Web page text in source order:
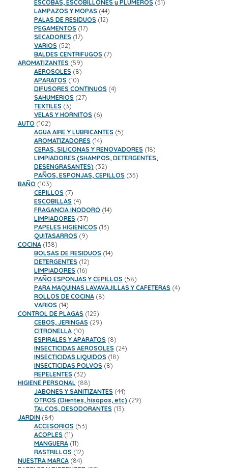
productos
ESCOBAS, ESCOBILLONES y PLUMEROS 5151
LAMPAZOS Y MOPAS 4444
productos
PALAS DE RESIDUOS 1212
PEGAMENTOS 1717
SECADORES 1717
VARIOS 5252
productos
BALDES CENTRIFUGOS 77
AROMATIZANTES 5959
productos
AEROSOLES 88
productos
APARATOS 1010
productos
DIFUSORES CONTINUOS 44
SAHUMERIOS 2727
TEXTILES 33
productos
VELAS Y HORNITOS 66
AUTO 102102
productos
AGUA AIRE Y LUBRICANTES 55
AROMATIZADORES 1414
productos
CERAS, SILICONAS Y RENOVADORES 1818
productos
LIMPIADORES (SHAMPOS, DETERGENTES,
DESENGRASANTES) 3232
productos
PAÑOS, ESPONJAS, CEPILLOS 3535
BAÑO 103103
productos
CEPILLOS 77
productos
ESCOBILLAS 44
productos
FRAGANCIA INODORO 1414
LIMPIADORES 3737
productos
PAPELES HIGIENICOS 1313
QUITASARROS 99
COCINA 138138
productos
BOLSAS DE RESIDUOS 1414
DETERGENTES 1212
productos
LIMPIADORES 1616
productos
PAÑO ESPONJAS Y CEPILLOS 5858
productos
PARA MAQUINAS LAVAVAJILLAS Y CAFETERAS 44
ROLLOS DE COCINA 88
VARIOS 1414
productos
CONTROL DE PLAGAS 125125
productos
CEBOS, JERINGAS 2929
CITRONELLA 1010
productos
ESPIRALES Y APARATOS 88
productos
INSECTICIDAS AEROSOLES 2424
INSECTICIDAS LIQUIDOS 1818
INSECTICIDAS POLVOS 88
REPELENTES 3232
productos
HIGIENE PERSONAL 8888
productos
JABONES Y SANITIZANTES 4444
productos
OTROS (Dientes, hisopos, etc) 2929
TALCOS, DESODORANTES 1313
JARDIN 8484
productos
ACCESORIOS 5353
ACOPLES 1111
productos
MANGUERA 1111
productos
RASTRILLOS 1212
productos
NUESTRA MARCA 8484